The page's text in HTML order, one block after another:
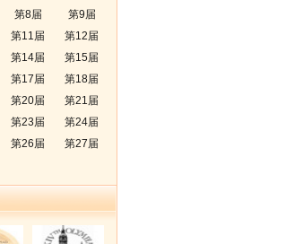
第8届
第9届
第11届
第12届
第14届
第15届
第17届
第18届
第20届
第21届
第23届
第24届
第26届
第27届